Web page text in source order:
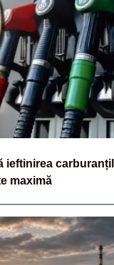
ieftinirea
maximă